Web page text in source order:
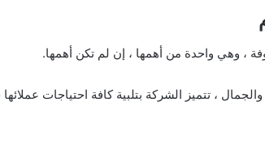
، وهي واحدة من أهمها ، إن لم تكن أهمها.
، تتميز الشركة بتلبية كافة احتياجات